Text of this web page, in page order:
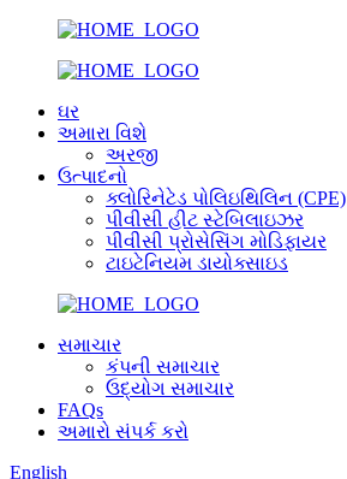
ઘર
અમારા વિશે
અરજી
ઉત્પાદનો
ક્લોરિનેટેડ પોલિઇથિલિન (CPE)
પીવીસી હીટ સ્ટેબિલાઇઝર
પીવીસી પ્રોસેસિંગ મોડિફાયર
ટાઇટેનિયમ ડાયોક્સાઇડ
સમાચાર
કંપની સમાચાર
ઉદ્યોગ સમાચાર
FAQs
અમારો સંપર્ક કરો
English